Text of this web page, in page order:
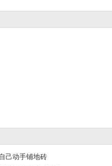
己动手铺地砖